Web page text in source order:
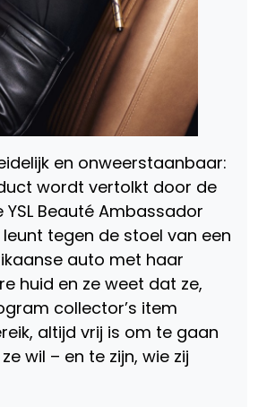
en onweerstaanbaar:
wordt vertolkt door de
Beauté Ambassador
leunt tegen de stoel van een
auto met haar
huid en ze weet dat ze,
collector’s item
altijd vrij is om te gaan
wil – en te zijn, wie zij